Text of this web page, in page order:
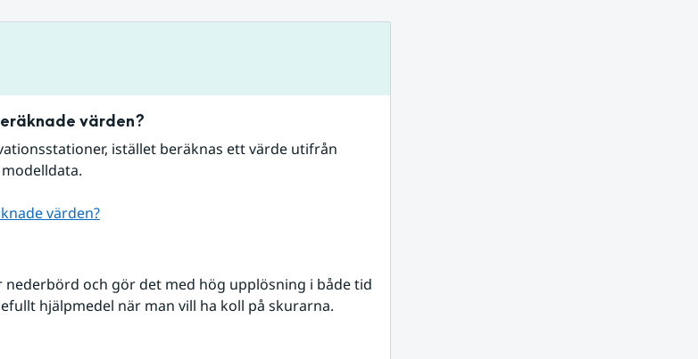
värden?
istället beräknas ett värde utifrån
värden?
nederbörd och gör det med hög upplösning i både tid
hjälpmedel när man vill ha koll på skurarna.